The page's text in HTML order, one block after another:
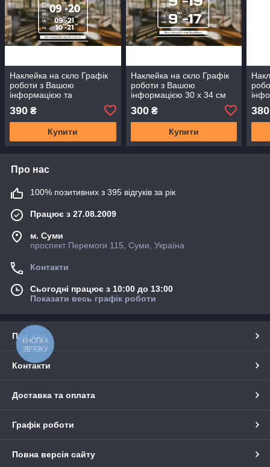
Наклейка на скло Графік
роботи з Вашою
інформацією та
390 ₴
Купити
Наклейка на скло Графік
роботи з Вашою
інформацією 30 х 34 см
300₴
Купити
380
Про нас
100% позитивних з 395 відгуків за рік
Працює з 27.08.2009
м. Суми
проспект Перемоги 115, Суми, Україна
Контакти
Сьогодні працює з 10:00 до 13:00
Показати весь графік роботи
Про нас
Контакти
Доставка та оплата
Графік роботи
Повна версія сайту
КНОПКА
ЗВ'ЯЗКУ